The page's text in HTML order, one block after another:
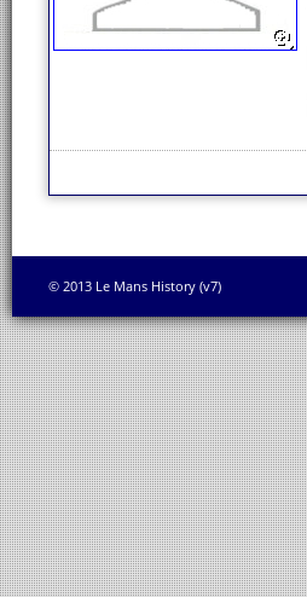
© 2013 Le Mans History (v7)